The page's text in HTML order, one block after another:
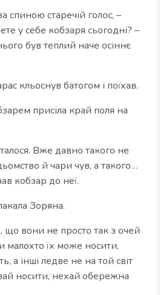
спиною старечій голос, –
у себе кобзаря сьогодні? –
був теплий наче осіннє
кльоснув батогом і поїхав.
присіла край поля на
Вже давно такого не
й чари чув, а такого…
кобзар до неї.
Зоряна.
що вони не просто так з очей
малохто їх може носити,
а інші ледве не на той світ
носити, нехай обережна